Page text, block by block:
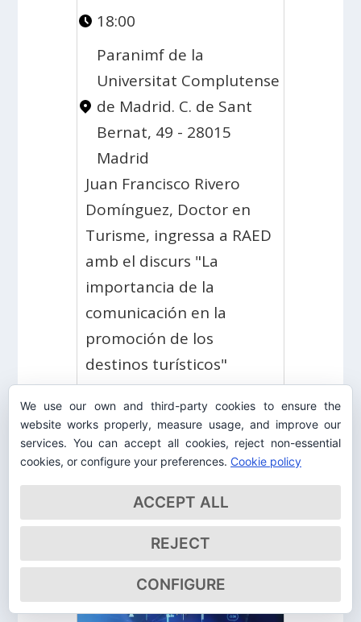
18:00
Paranimf de la
Universitat Complutense
de Madrid. C. de Sant
Bernat, 49 - 28015
Madrid
Juan Francisco Rivero
Domínguez, Doctor en
Turisme, ingressa a RAED
amb el discurs "La
importancia de la
comunicación en la
promoción de los
destinos turísticos"
LLEGIR MÉS
We use our own and third-party cookies to ensure the
website works properly, measure usage, and improve our
services. You can accept all cookies, reject non-essential
cookies, or configure your preferences. Cookie policy
ACCEPT ALL
REJECT
CONFIGURE